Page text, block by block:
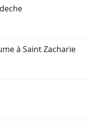
à Saint Zacharie